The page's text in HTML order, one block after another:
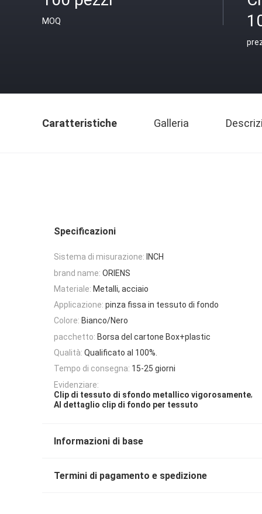
MOQ
Caratteristiche Galleria
Specificazioni
Sistema di misurazione: INCH
brand name: ORIENS
Materiale: Metalli, acciaio
Applicazione: pinza fissa in tessuto di fondo
Colore: Bianco/Nero
pacchetto: Borsa del cartone Box+plastic
Qualità: Qualificato al 100%.
Tempo di consegna: 15-25 giorni
Evidenziare:
Clip di tessuto di sfondo metallico vigorosamente,
Al dettaglio clip di fondo per tessuto
Informazioni di base
Termini di pagamento e spedizione